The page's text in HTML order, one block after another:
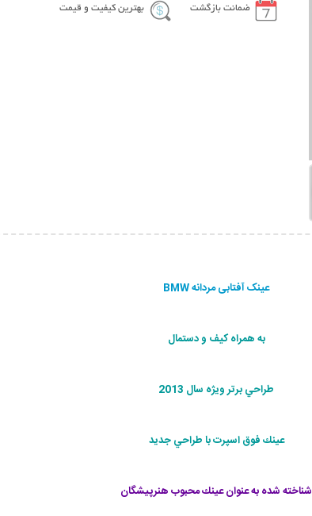
ضمانت بازگشت بهترین کیفیت و قیمت
عینک آفتابی مردانه BMW
به همراه کیف و دستمال
طراحي برتر ويژه سال 2013
عينك فوق اسپرت با طراحي جديد
شناخته شده به عنوان عينك محبوب هنرپيشگان